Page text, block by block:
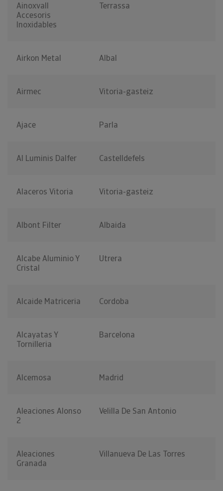
Ainoxvall
Accesoris
Inoxidables
Terrassa
Airkon Metal Albal
Airmec Vitoria-gasteiz
Ajace Parla
Al Luminis Dalfer Castelldefels
Alaceros Vitoria Vitoria-gasteiz
Albont Filter Albaida
Alcabe Aluminio Y
Cristal
Utrera
Alcaide Matriceria Cordoba
Alcayatas Y
Tornilleria
Barcelona
Alcemosa Madrid
Aleaciones Alonso
2
Velilla De San Antonio
Aleaciones
Granada
Villanueva De Las Torres